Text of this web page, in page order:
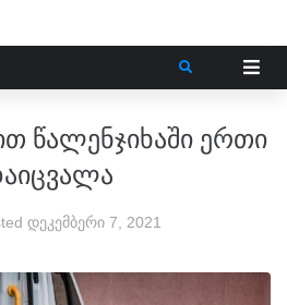
წალენჯიხაში ერთი
დეკემბერი 7, 2021